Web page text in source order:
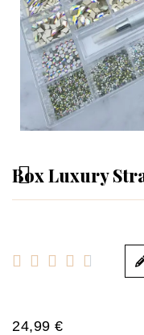
Box Luxury
    
24,99 €